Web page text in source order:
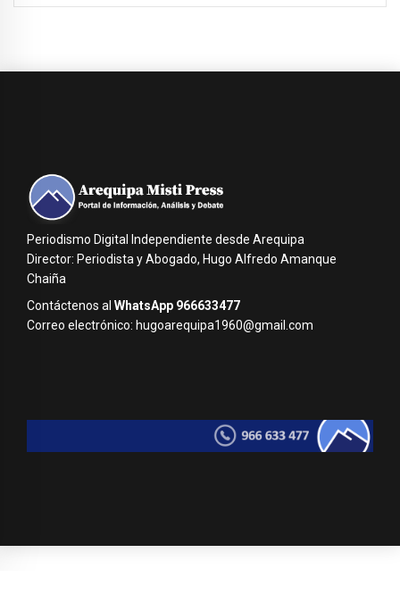
Periodismo Digital Independiente desde Arequipa
Director: Periodista y Abogado, Hugo Alfredo Amanque
Chaiña
Contáctenos al WhatsApp 966633477
Correo electrónico: hugoarequipa1960@gmail.com